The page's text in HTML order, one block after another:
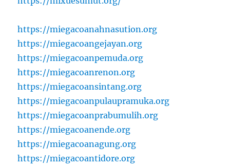
https://miegacoanahnasution.org
https://miegacoangejayan.org
https://miegacoanpemuda.org
https://miegacoanrenon.org
https://miegacoansintang.org
https://miegacoanpulaupramuka.org
https://miegacoanprabumulih.org
https://miegacoanende.org
https://miegacoanagung.org
https://miegacoantidore.org